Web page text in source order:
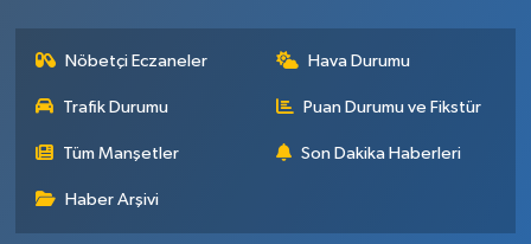
Nöbetçi Eczaneler Hava Durumu
Trafik Durumu Puan Durumu ve Fikstür
Tüm Manşetler Son Dakika Haberleri
Haber Arşivi